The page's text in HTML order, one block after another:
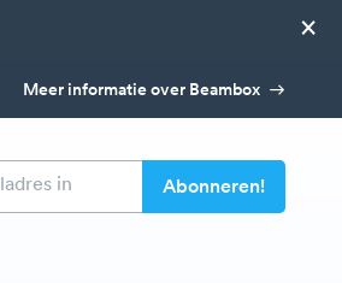
×
Meer informatie over Beambox